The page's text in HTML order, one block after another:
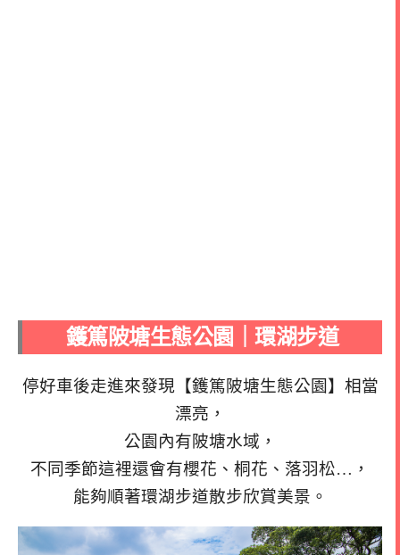
鑊篤陂塘生態公園｜環湖步道
停好車後走進來發現【鑊篤陂塘生態公園】相當
漂亮，
公園內有陂塘水域，
不同季節這裡還會有櫻花、桐花、落羽松…，
能夠順著環湖步道散步欣賞美景。